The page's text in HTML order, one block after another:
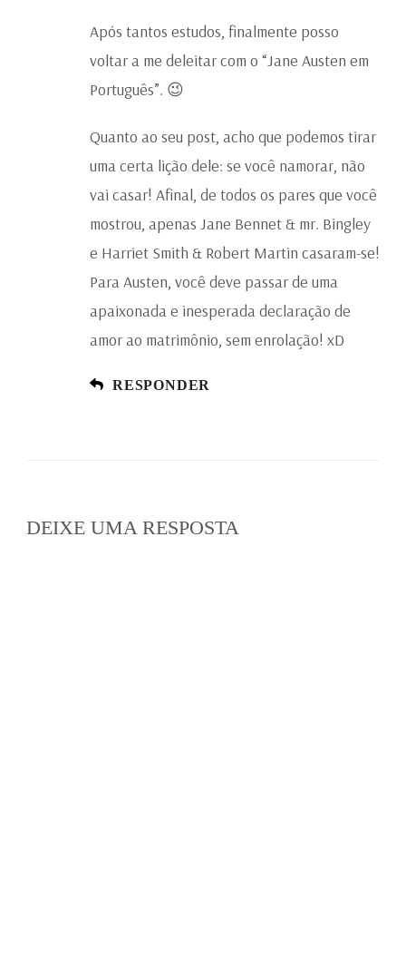
Após tantos estudos, finalmente posso
voltar a me deleitar com o “Jane Austen em
Português”. 😉
Quanto ao seu post, acho que podemos tirar
uma certa lição dele: se você namorar, não
vai casar! Afinal, de todos os pares que você
mostrou, apenas Jane Bennet & mr. Bingley
e Harriet Smith & Robert Martin casaram-se!
Para Austen, você deve passar de uma
apaixonada e inesperada declaração de
amor ao matrimônio, sem enrolação! xD
RESPONDER
DEIXE UMA RESPOSTA